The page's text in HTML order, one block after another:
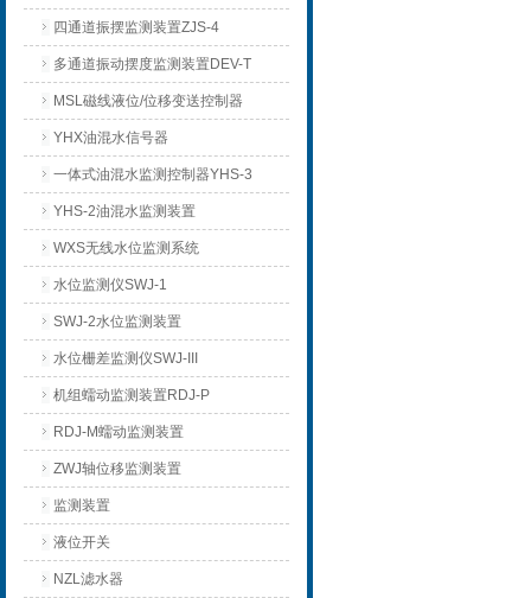
四通道振摆监测装置ZJS-4
多通道振动摆度监测装置DEV-T
MSL磁线液位/位移变送控制器
YHX油混水信号器
一体式油混水监测控制器YHS-3
YHS-2油混水监测装置
WXS无线水位监测系统
水位监测仪SWJ-1
SWJ-2水位监测装置
水位栅差监测仪SWJ-III
机组蠕动监测装置RDJ-P
RDJ-M蠕动监测装置
ZWJ轴位移监测装置
监测装置
液位开关
NZL滤水器